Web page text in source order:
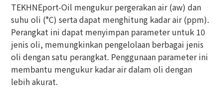
TEKHNEport-Oil mengukur pergerakan air (aw) dan
suhu oli (°C) serta dapat menghitung kadar air (ppm).
Perangkat ini dapat menyimpan parameter untuk 10
jenis oli, memungkinkan pengelolaan berbagai jenis
oli dengan satu perangkat. Penggunaan parameter ini
membantu mengukur kadar air dalam oli dengan
lebih akurat.